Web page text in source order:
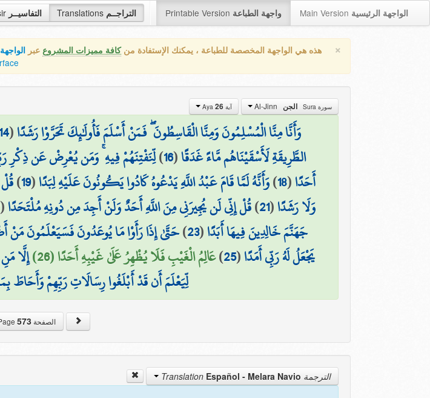
التفاسيــر Translations التراجــم Printable Version واجهة الطباعة Main Version الواجهة الرئيسية
× هذه هي الواجهة المخصصة للطباعة ، يمكنك الإستفادة منكافة مميزات المشروع عبر
سورة Sura الجن آية Aya 26
وَأَنَّا مِنَّا الْمُسْلِمُونَ وَمِنَّا الْقَاسِطُونَ ۖ فَمَنْ أَسْلَمَ فَأُولَٰئِكَ تَحَرَّوْا رَشَدًا(
الطَّرِيقَةِ لَأَسْقَيْنَاهُم مَّاءً غَدَقًا(
16
)لِّنَفْتِنَهُمْ فِيهِ ۚ وَمَن يُعْرِضْ عَن ذِكْرِ
أَحَدًا(
18
)وَأَنَّهُ لَمَّا قَامَ عَبْدُ اللَّهِ يَدْعُوهُ كَادُوا يَكُونُونَ عَلَيْهِ لِبَدًا(
19
)
وَلَا رَشَدًا(
21
)قُلْ إِنِّي لَن يُجِيرَنِي مِنَ اللَّهِ أَحَدٌ وَلَنْ أَجِدَ مِن دُونِهِ مُلْتَحَدًا(
جَهَنَّمَ خَالِدِينَ فِيهَا أَبَدًا(
23
)حَتَّىٰ إِذَا رَأَوْا مَا يُوعَدُونَ فَسَيَعْلَمُونَ
يَجْعَلُ لَهُ رَبِّي أَمَدًا(
25
)عَالِمُ الْغَيْبِ فَلَا يُظْهِرُ عَلَىٰ غَيْبِهِ أَحَدًا (26) إِلَّا
لِّيَعْلَمَ أَن قَدْ أَبْلَغُوا رِسَالَاتِ رَبِّهِمْ
الصفحة Page573
الترجمة Translation Español - Melara Navio